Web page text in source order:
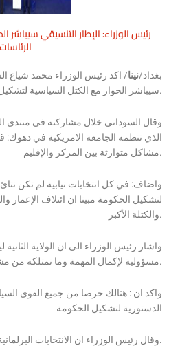
رئيس الوزراء: الإطار التنسيقي سيباشر
الرئاسات
بغداد/نينا/ اكد رئيس الوزراء محمد شياع
سيباشر الحوار مع الكتل السياسية لتشكيل الرئاسات.
وقال السوداني خلال مشاركته في منتدى
الذي تنظمه الجامعة الامريكية في دهوك:
مشاكل متوارثة بين المركز والإقليم.
واضاف: في كل انتخابات نيابية لم تكن
لتشكيل الحكومة مبينا ان ائتلاف الإعمار
والكتلة الأكبر.
واشار رئيس الوزراء الى ان الولاية
مسؤولية لإكمال المهمة وما نمتلكه من مشروع ورؤية للمرحلة المقبلة.
واكد ان : هنالك حرصا من جميع القوى
الدستورية لتشكيل الحكومة
وقال رئيس الوزراء ان الانتخابات البرلمانية جرت بانسيابية عالية.